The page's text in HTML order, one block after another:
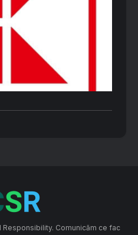
Responsibility. Comunicăm ce fac